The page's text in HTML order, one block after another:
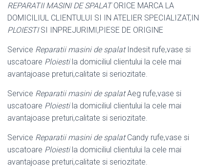
REPARATII MASINI DE SPALATORICE MARCA LA
DOMICILIUL CLIENTULUI SI IN ATELIER SPECIALIZAT,IN
PLOIESTISI INPREJURIMI,PIESE DE ORIGINE
Service Reparatii masini de spalatIndesit rufe,vase si
uscatoare Ploiestila domiciliul clientului la cele mai
avantajoase preturi,calitate si seriozitate.
Service Reparatii masini de spalatAeg rufe,vase si
uscatoare Ploiestila domiciliul clientului la cele mai
avantajoase preturi,calitate si seriozitate.
Service Reparatii masini de spalatCandy rufe,vase si
uscatoare Ploiestila domiciliul clientului la cele mai
avantajoase preturi,calitate si seriozitate.